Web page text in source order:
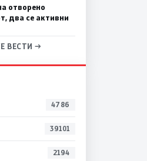
отворено
два се активни
ВЕСТИ →
4786
39101
2194